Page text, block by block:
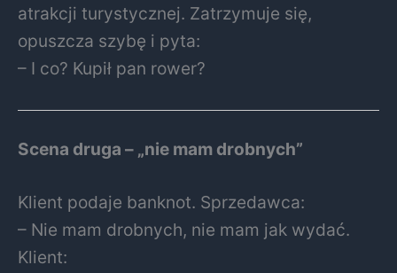
atrakcji turystycznej. Zatrzymuje się,
opuszcza szybę i pyta:
– I co? Kupił pan rower?
Scena druga – „nie mam drobnych”
Klient podaje banknot. Sprzedawca:
– Nie mam drobnych, nie mam jak wydać.
Klient: